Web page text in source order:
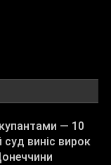
— 10
суд виніс вирок